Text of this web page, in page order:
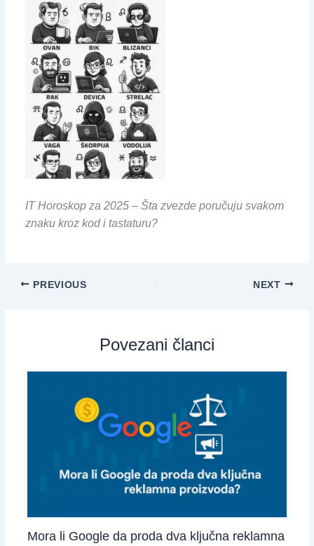
IT Horoskop za 2025 – Šta zvezde poručuju svakom
znaku kroz kod i tastaturu?
PREVIOUS NEXT
Povezani članci
Mora li Google da proda dva ključna reklamna